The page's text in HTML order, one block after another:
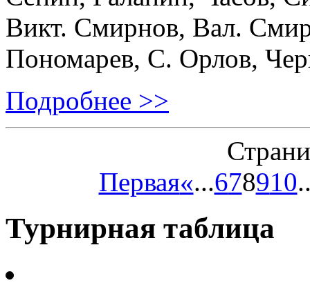
Викт. Смирнов, Вал.
Пономарев, С. Орлов,
Подробнее >>
Первая«...678910
Турнирная таблица